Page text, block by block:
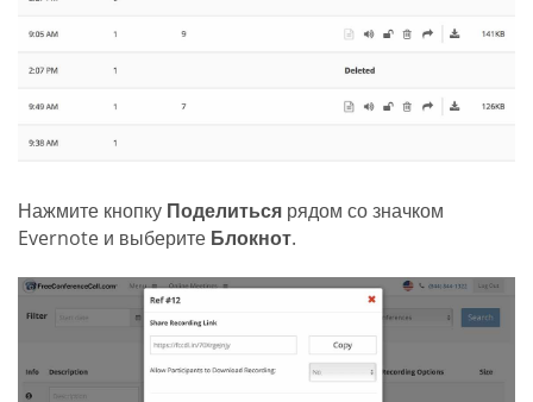
Нажмите кнопку Поделиться рядом со значком
Evernote и выберите Блокнот.